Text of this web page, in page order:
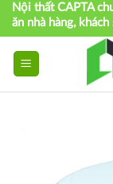
Skip
content
Nội thất CAPTA
ăn nhà hàng,